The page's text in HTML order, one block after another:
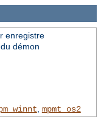
enregistre
démon
mpmt_os2